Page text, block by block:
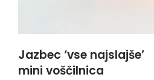
Jazbec ‘vse najslajše’
mini voščilnica